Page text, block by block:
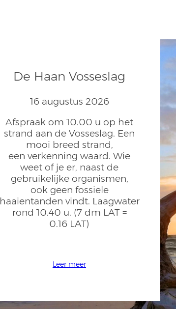
De Haan Vosseslag
16 augustus 2026
Afspraak om 10.00 u op het
strand aan de Vosseslag. Een
mooi breed strand,
een verkenning waard. Wie
weet of je er, naast de
gebruikelijke organismen,
ook geen fossiele
haaientanden vindt. Laagwater
rond 10.40 u. (7 dm LAT =
0.16 LAT)
Leer meer